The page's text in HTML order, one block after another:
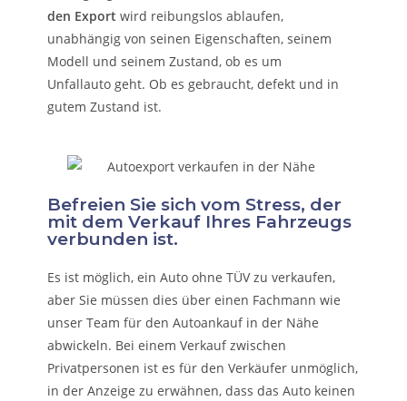
den Export wird reibungslos ablaufen,
unabhängig von seinen Eigenschaften, seinem
Modell und seinem Zustand, ob es um
Unfallauto geht. Ob es gebraucht, defekt und in
gutem Zustand ist.
Befreien Sie sich vom Stress, der
mit dem Verkauf Ihres Fahrzeugs
verbunden ist.
Es ist möglich, ein Auto ohne TÜV zu verkaufen,
aber Sie müssen dies über einen Fachmann wie
unser Team für den Autoankauf in der Nähe
abwickeln. Bei einem Verkauf zwischen
Privatpersonen ist es für den Verkäufer unmöglich,
in der Anzeige zu erwähnen, dass das Auto keinen